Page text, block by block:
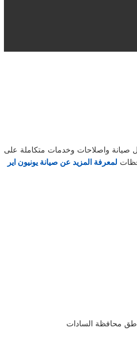
صيانة واصلاحات وخدمات متكاملة على
لمعرفة المزيد عن صيانة يونيون اير
محافظة السادات